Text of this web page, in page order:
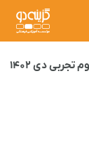
امتحان نهایی علوم اجتماعی پایه دوازدهم رشته علوم تجربی دی ۱۴۰۲